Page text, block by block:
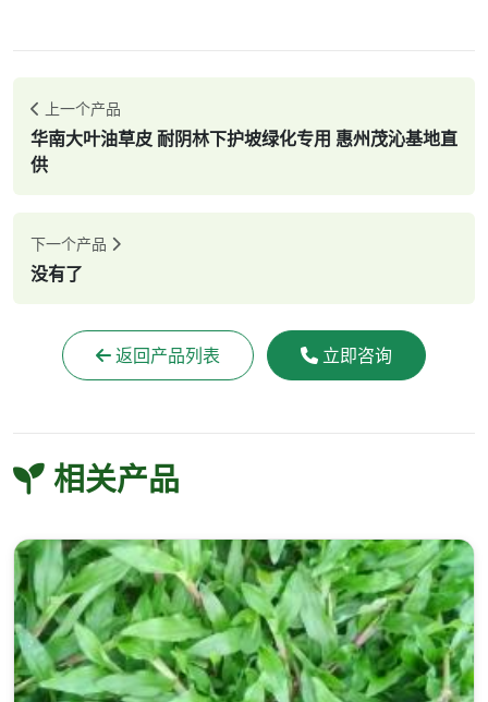
上一个产品
华南大叶油草皮 耐阴林下护坡绿化专用 惠州茂沁基地直
供
下一个产品
没有了
返回产品列表 立即咨询
相关产品